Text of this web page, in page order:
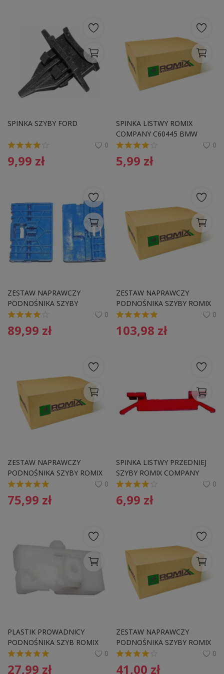
SPINKA SZYBY FORD
0
9,99 zł
SPINKA LISTWY ROMIX
COMPANY C60445 BMW
0
5,99 zł
ZESTAW NAPRAWCZY
PODNOŚNIKA SZYBY
0
89,99 zł
ZESTAW NAPRAWCZY
PODNOŚNIKA SZYBY ROMIX
COMPANY 20119
0
103,98 zł
ZESTAW NAPRAWCZY
PODNOŚNIKA SZYBY ROMIX
COMPANY 20121
0
75,99 zł
SPINKA LISTWY PRZEDNIEJ
SZYBY ROMIX COMPANY
B17475 91520SR3003 HONDA0
6,99 zł
PLASTIK PROWADNICY
PODNOŚNIKA SZYB ROMIX
COMPANY C60387 - LEWY
MB VITO,
0
27,99 zł
ZESTAW NAPRAWCZY
PODNOŚNIKA SZYBY ROMIX
COMPANY C50850
0
41,00 zł